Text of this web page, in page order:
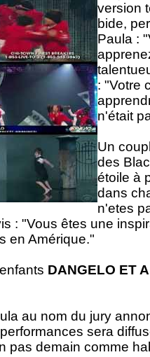
version
bide,
Paula :
: "Votre
n'était
Un
des
étoile à
dans
n'etes
: "Vous êtes une
en Amérique."
DANGELO ET
au nom du jury
sera
pas demain comme